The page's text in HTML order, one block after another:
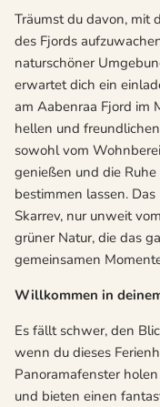
Träumst du davon, mit
des Fjords
naturschöner
erwartet dich ein
am Aabenraa Fjord im
hellen und
sowohl vom
genießen und die
bestimmen lassen.
Skarrev, nur unweit
grüner Natur, die das
gemeinsamen
Willkommen in
Es fällt schwer, den
wenn du dieses
Panoramafenster
und bieten einen